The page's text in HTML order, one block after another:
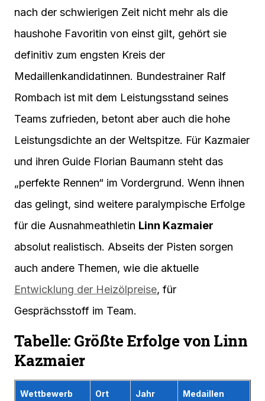
nach der schwierigen Zeit nicht mehr als die
haushohe Favoritin von einst gilt, gehört sie
definitiv zum engsten Kreis der
Medaillenkandidatinnen. Bundestrainer Ralf
Rombach ist mit dem Leistungsstand seines
Teams zufrieden, betont aber auch die hohe
Leistungsdichte an der Weltspitze. Für Kazmaier
und ihren Guide Florian Baumann steht das
„perfekte Rennen“ im Vordergrund. Wenn ihnen
das gelingt, sind weitere paralympische Erfolge
für die Ausnahmeathletin Linn Kazmaier
absolut realistisch. Abseits der Pisten sorgen
auch andere Themen, wie die aktuelle
Entwicklung der Heizölpreise, für
Gesprächsstoff im Team.
Tabelle: Größte Erfolge von Linn
Kazmaier
Wettbewerb Ort Jahr Medaillen